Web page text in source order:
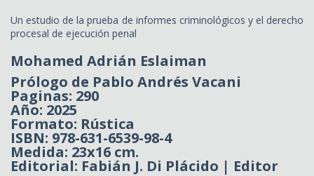
Un estudio de la prueba de informes criminológicos y el derecho
procesal de ejecución penal
Mohamed Adrián Eslaiman
Prólogo de Pablo Andrés Vacani
Paginas: 290
Año: 2025
Formato: Rústica
ISBN: 978-631-6539-98-4
Medida: 23x16 cm.
Editorial: Fabián J. Di Plácido | Editor